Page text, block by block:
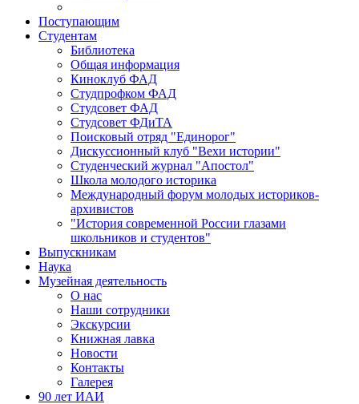
Поступающим
Студентам
Библиотека
Общая информация
Киноклуб ФАД
Студпрофком ФАД
Студсовет ФАД
Студсовет ФДиТА
Поисковый отряд "Единорог"
Дискуссионный клуб "Вехи истории"
Студенческий журнал "Апостол"
Школа молодого историка
Международный форум молодых историков-
архивистов
"История современной России глазами
школьников и студентов"
Выпускникам
Наука
Музейная деятельность
О нас
Наши сотрудники
Экскурсии
Книжная лавка
Новости
Контакты
Галерея
90 лет ИАИ